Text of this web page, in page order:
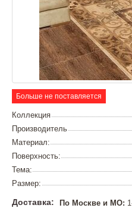
Больше не поставляется
Коллекция
Производитель
Материал:
Поверхность:
Тема:
Размер:
Доставка: По Москве и МО: